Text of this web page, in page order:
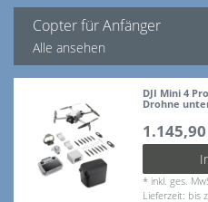
Copter für Anfänger
Alle ansehen
DJI Mini 4
Drohne
* inkl. ges.
Lieferzeit: bis